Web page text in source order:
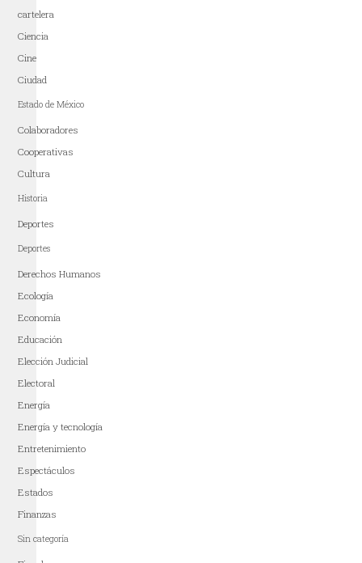
cartelera
Ciencia
Cine
Ciudad
Estado de México
Colaboradores
Cooperativas
Cultura
Historia
Deportes
Deportes
Derechos Humanos
Ecología
Economía
Educación
Elección Judicial
Electoral
Energía
Energía y tecnología
Entretenimiento
Espectáculos
Estados
Finanzas
Sin categoría